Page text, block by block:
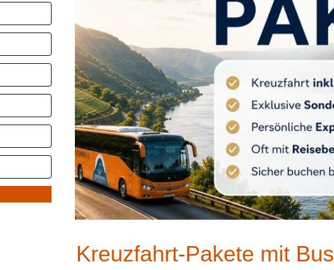
Kreuzfahrt-Pakete mit Bus